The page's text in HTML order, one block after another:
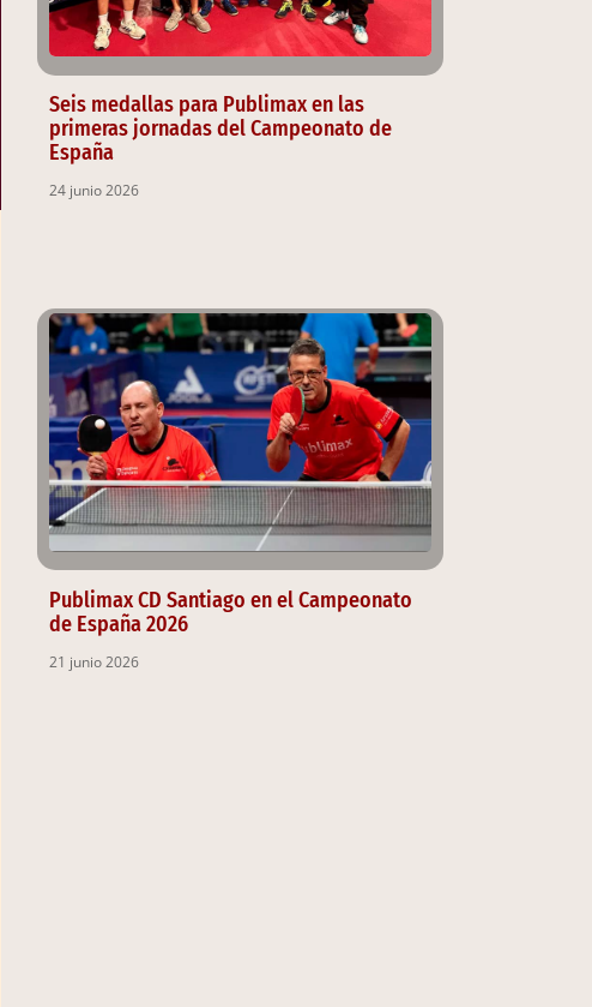
Seis medallas para Publimax en las
primeras jornadas del Campeonato de
España
24 junio 2026
Publimax CD Santiago en el Campeonato
de España 2026
21 junio 2026